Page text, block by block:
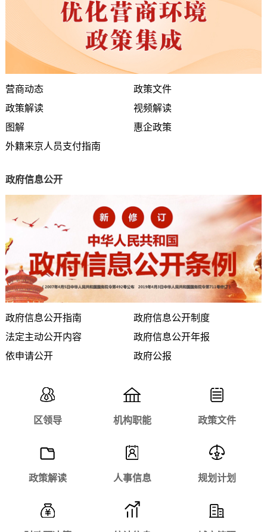
营商动态
政策文件
政策解读
视频解读
图解
惠企政策
外籍来京人员支付指南
政府信息公开
政府信息公开指南
政府信息公开制度
法定主动公开内容
政府信息公开年报
依申请公开
政府公报
区领导 机构职能 政策文件
政策解读 人事信息 规划计划